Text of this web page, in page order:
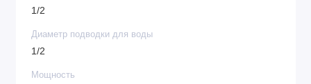
1/2
Диаметр подводки для воды
1/2
Мощность